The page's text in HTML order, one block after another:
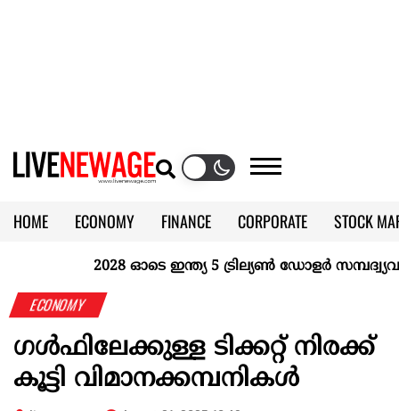
HOME ECONOMY FINANCE CORPORATE
STOCK
KERALA @70
2028 ഓടെ ഇന്ത്യ 5 ട്രില്യണ്‍ ഡോളര്‍
ECONOMY
ഗള്‍ഫിലേക്കുള്ള ടിക്കറ്റ് നിരക്ക്
കൂട്ടി വിമാനക്കമ്പനികള്‍